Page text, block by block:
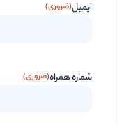
ایمیل(ضروری)
شماره همراه(ضروری)